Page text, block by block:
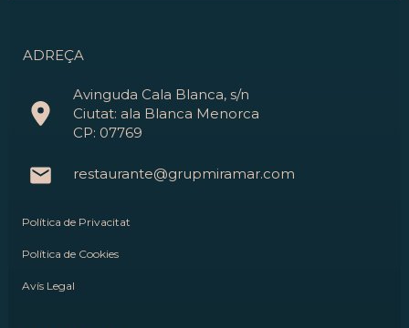
ADREÇA
Avinguda Cala Blanca, s/n
Ciutat: ala Blanca Menorca
CP: 07769
restaurante@grupmiramar.com
Política de Privacitat
Política de Cookies
Avís Legal